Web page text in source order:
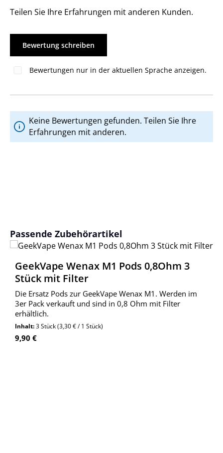
Teilen Sie Ihre Erfahrungen mit anderen Kunden.
Bewertung schreiben
Bewertungen nur in der aktuellen Sprache anzeigen.
Keine Bewertungen gefunden. Teilen Sie Ihre
Erfahrungen mit anderen.
Produktgalerie überspringen
Passende Zubehörartikel
GeekVape Wenax M1 Pods 0,8Ohm 3
Stück mit Filter
Die Ersatz Pods zur GeekVape Wenax M1. Werden im
3er Pack verkauft und sind in 0,8 Ohm mit Filter
erhältlich.
Inhalt:3 Stück(3,30 € / 1 Stück)
Regulärer Preis:
9,90 €